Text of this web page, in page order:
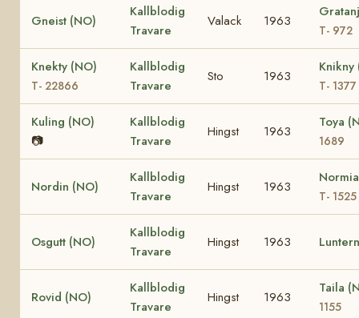
Gneist (NO)
Kallblodig
Travare
Valack 1963
T- 972
Knekty (NO)
T- 22866
Kallblodig
Travare
Sto 1963
Knikny
T- 1377
Kuling (NO)
📷
Kallblodig
Travare
Hingst 1963
Toya
1689
Nordin (NO)
Kallblodig
Travare
Hingst 1963
T- 1525
Osgutt (NO)
Kallblodig
Travare
Hingst 1963
Rovid (NO)
Kallblodig
Travare
Hingst 1963
Taila
1155